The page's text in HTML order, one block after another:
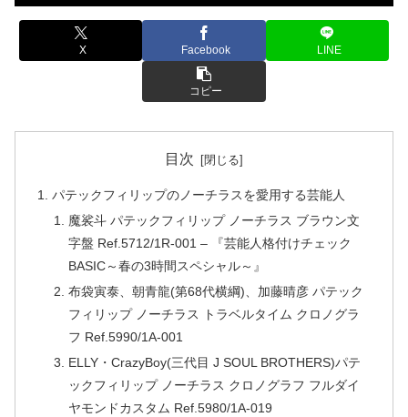
X Facebook LINE
コピー
目次
パテックフィリップのノーチラスを愛用する芸能人
魔裟斗 パテックフィリップ ノーチラス ブラウン文
字盤 Ref.5712/1R-001 – 『芸能人格付けチェック
BASIC～春の3時間スペシャル～』
布袋寅泰、朝青龍(第68代横綱)、加藤晴彦 パテック
フィリップ ノーチラス トラベルタイム クロノグラ
フ Ref.5990/1A-001
ELLY・CrazyBoy(三代目 J SOUL BROTHERS)パテ
ックフィリップ ノーチラス クロノグラフ フルダイ
ヤモンドカスタム Ref.5980/1A-019